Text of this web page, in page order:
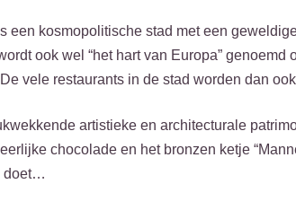
een kosmopolitische stad met een
ook wel “het hart van Europa”
vele restaurants in de stad worden dan
artistieke en architecturale
chocolade en het bronzen ketje
doet…